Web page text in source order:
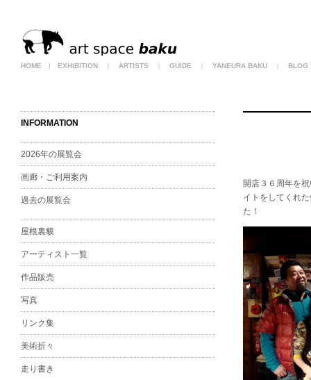
INFORMATION
2026年の展覧会
画廊・ご利用案内
過去の展覧会
屋根裏貘
アーティスト一覧
作品販売
写真
リンク集
美術折々
走り書き
開店３６周年を
イトをしてくれ
た！
HOME | EXHIBITION ARTISTS GUIDE YANEURA BAKU BLOG